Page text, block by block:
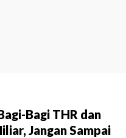
Bagi THR dan
Jangan Sampai